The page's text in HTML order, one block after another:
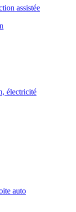
assistée
électricité
auto